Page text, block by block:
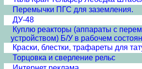
Перемычки ПГС для заземления.
ДУ-48
Куплю реакторы (аппараты с
устройством) Б/У в рабочем
Краски, блестки, трафареты для
Торцовка и сверление рельс